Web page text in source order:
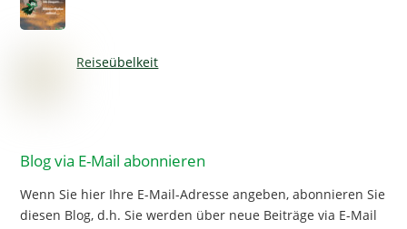
Reiseübelkeit
Blog via E-Mail abonnieren
Wenn Sie hier Ihre E-Mail-Adresse angeben, abonnieren Sie
diesen Blog, d.h. Sie werden über neue Beiträge via E-Mail